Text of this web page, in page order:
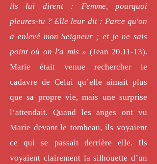
ils lui dirent : Femme, pourquoi
pleures-tu ? Elle leur dit : Parce qu'on
a enlevé mon Seigneur ; et je ne sais
point où on l'a mis » (Jean 20.11-13).
Marie était venue rechercher le
cadavre de Celui qu’elle aimait plus
que sa propre vie, mais une surprise
l’attendait. Quand les anges ont vu
Marie devant le tombeau, ils voyaient
ce qui se passait derrière elle. Ils
voyaient clairement la silhouette d’un